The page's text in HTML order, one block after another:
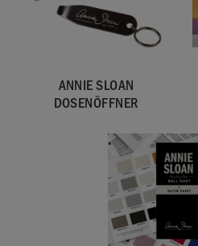
WNAP001.2L01.01
5060621622765
Hergestellt im Vereinigten
vertrieben in der EU durch Annie
ANNIE SLOAN
DOSENÖFFNER